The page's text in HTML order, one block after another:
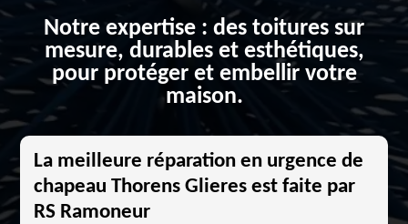
Notre expertise : des toitures sur
mesure, durables et esthétiques,
pour protéger et embellir votre
maison.
La meilleure réparation en urgence de
chapeau Thorens Glieres est faite par
RS Ramoneur